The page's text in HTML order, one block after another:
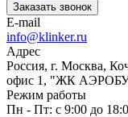
Заказать звонок
E-mail
info@klinker.ru
Адрес
Россия, г. Москва,
офис 1, "ЖК
Режим работы
Пн - Пт: с 9:00 до